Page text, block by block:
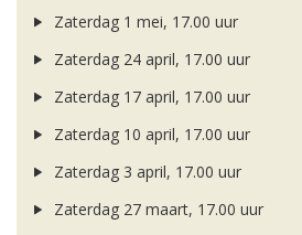
Zaterdag 1 mei, 17.00 uur
Zaterdag 24 april, 17.00 uur
Zaterdag 17 april, 17.00 uur
Zaterdag 10 april, 17.00 uur
Zaterdag 3 april, 17.00 uur
Zaterdag 27 maart, 17.00 uur